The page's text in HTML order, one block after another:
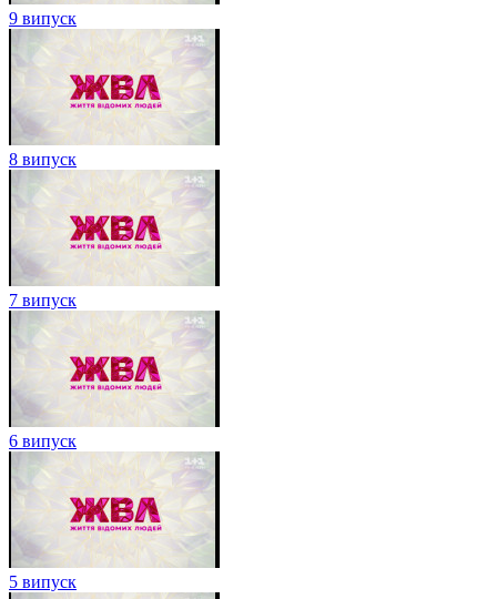
9 випуск
8 випуск
7 випуск
6 випуск
5 випуск